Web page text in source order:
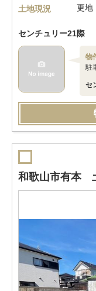
土地現況
更地
センチュリー21際
物
駐
セ
和歌山市有本